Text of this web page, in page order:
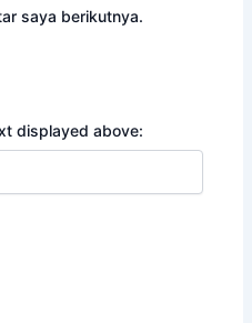
saya berikutnya.
displayed above: